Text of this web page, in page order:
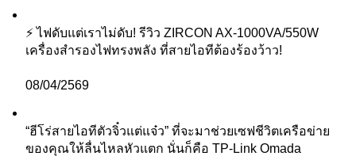
⚡ ไฟดับแต่เราไม่ดับ! รีวิว ZIRCON AX-1000VA/550W
เครื่องสำรองไฟทรงพลัง ที่สายไอทีต้องร้องว้าว!
08/04/2569
“ฮีโร่สายไอทีตัวจิ๋วแต่แจ๋ว” ที่จะมาช่วยเซฟชีวิตเครือข่าย
ของคุณให้ลื่นไหลหัวแตก นั่นก็คือ TP-Link Omada